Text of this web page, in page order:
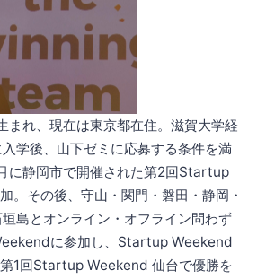
まれ、現在は東京都在住。滋賀大学経
学後、山下ゼミに応募する条件を満
に静岡市で開催された第2回Startup
。その後、守山・関門・磐田・静岡・
島とオンライン・オフライン問わず
に参加し、Startup Weekend
1回Startup Weekend 仙台で優勝を